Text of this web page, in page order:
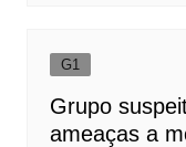
G1
Grupo
ameaças a